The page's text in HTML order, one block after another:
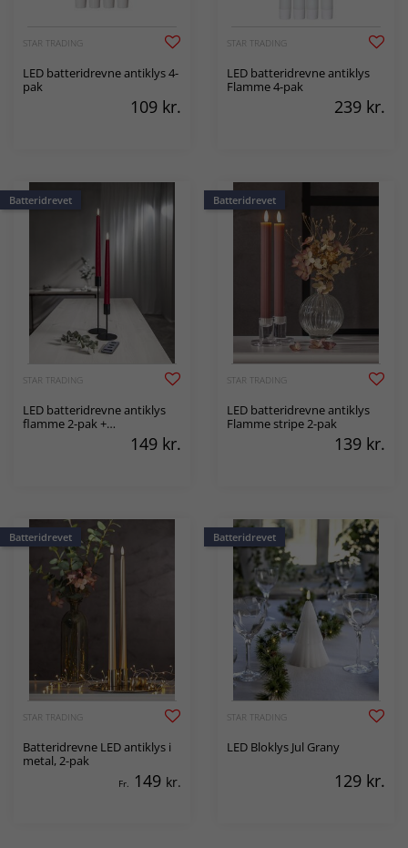
STAR TRADING
LED batteridrevne antiklys 4-
pak
109 kr.
STAR TRADING
LED batteridrevne antiklys
Flamme 4-pak
239 kr.
Batteridrevet
STAR TRADING
LED batteridrevne antiklys
flamme 2-pak +
149 kr.
Batteridrevet
STAR TRADING
LED batteridrevne antiklys
Flamme stripe 2-pak
139 kr.
Batteridrevet
STAR TRADING
Batteridrevne LED antiklys i
metal, 2-pak
Fr. 149 kr.
Batteridrevet
STAR TRADING
LED Bloklys Jul Grany
129 kr.